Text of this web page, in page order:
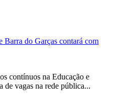
contínuos na Educação e
de vagas na rede pública...